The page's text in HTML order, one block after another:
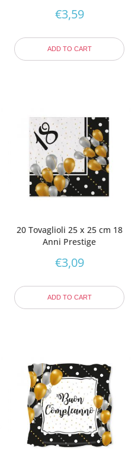
€3,59
ADD TO CART
20 Tovaglioli 25 x 25 cm 18
Anni Prestige
€3,09
ADD TO CART